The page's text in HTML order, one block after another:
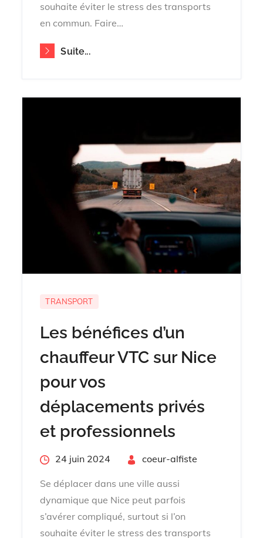
souhaite éviter le stress des transports
en commun. Faire…
Suite...
TRANSPORT
Les bénéfices d’un
chauffeur VTC sur Nice
pour vos
déplacements privés
et professionnels
Posted24 juin 2024 coeur-alfiste
Se déplacer dans une ville aussi
dynamique que Nice peut parfois
s’avérer compliqué, surtout si l’on
souhaite éviter le stress des transports